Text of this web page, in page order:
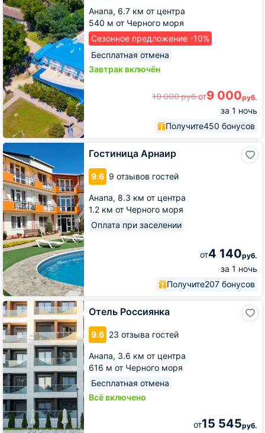
Анапа, 6.7 км от центра
540 м от Черного моря
Сезонное предложение -10%
Бесплатная отмена
Завтрак включён
10 000руб.от9 000руб.
за 1 ночь
Получите450 бонусов
Гостиница Арнаир
9.6 9 отзывов гостей
Анапа, 8.3 км от центра
1.2 км от Черного моря
Оплата при заселении
от4 140руб.
за 1 ночь
Получите207 бонусов
Гостиница
Арнаир
Отель Россиянка
9.6 23 отзыва гостей
Анапа, 3.6 км от центра
616 м от Черного моря
Бесплатная отмена
Всё включено
от15 545руб.
Отель
Россиянка